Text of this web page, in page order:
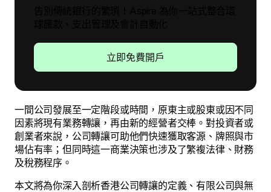
立即免費開戶
一間公司發展至一定階段或時間，原東主或股東或因不同
因素將現有業務轉讓，再由新的經營者交棒。對投資者或
創業者來說，公司轉讓可助他們快速獲取客源、牌照與市
場佔有率；但同時這一商業決策也涉及了繁複法律、財務
及稅務程序。
本文將為你深入剖析香港公司轉讓的定義、有限公司與無